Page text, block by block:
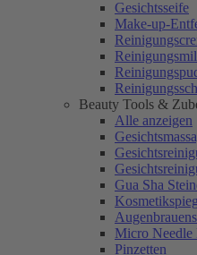
Gesichtsseife
Make-up-
Beauty Tools &
Alle anzeigen
Gua Sha
Micro Needle
Pinzetten